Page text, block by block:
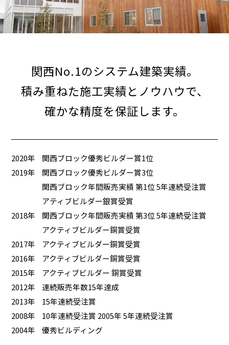
関西No.1のシステム建築実績。
積み重ねた施工実績とノウハウで、
確かな精度を保証します。
2020年
関西ブロック優秀ビルダー賞1位
2019年
関西ブロック優秀ビルダー賞3位
関西ブロック年間販売実績 第1位 5年連続受注賞
アティブビルダー銀賞受賞
2018年
関西ブロック年間販売実績 第3位 5年連続受注賞
アクティブビルダー銅賞受賞
2017年
アクティブビルダー銅賞受賞
2016年
アクティブビルダー銅賞受賞
2015年
アクティブビルダー 銅賞受賞
2012年
連続販売年数15年達成
2013年
15年連続受注賞
2008年
10年連続受注賞 2005年 5年連続受注賞
2004年
優秀ビルディング